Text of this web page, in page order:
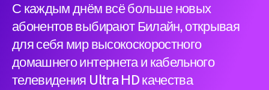
С каждым днём всё больше новых
абонентов выбирают Билайн, открывая
для себя мир высокоскоростного
домашнего интернета и кабельного
телевидения Ultra HD качества